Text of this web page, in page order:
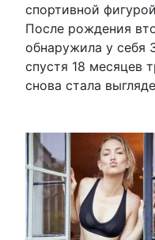
спортивной
После рождения
обнаружила у себя
спустя 18 месяцев
снова стала